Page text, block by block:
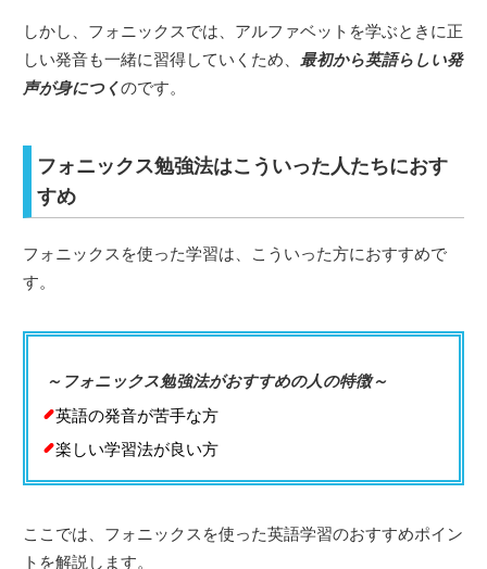
しかし、フォニックスでは、アルファベットを学ぶときに正
しい発音も一緒に習得していくため、 最初から英語らしい発
声が身につくのです。
フォニックス勉強法はこういった人たちにおす
すめ
フォニックスを使った学習は、こういった方におすすめで
す。
～フォニックス勉強法がおすすめの人の特徴～
英語の発音が苦手な方
楽しい学習法が良い方
ここでは、フォニックスを使った英語学習のおすすめポイン
トを解説します。